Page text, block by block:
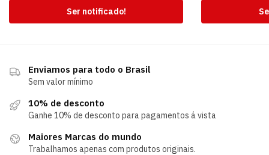
Ser notificado!
Enviamos para todo o Brasil
Sem valor mínimo
10% de desconto
Ganhe 10% de desconto para pagamentos á vista
Maiores Marcas do mundo
Trabalhamos apenas com produtos originais.